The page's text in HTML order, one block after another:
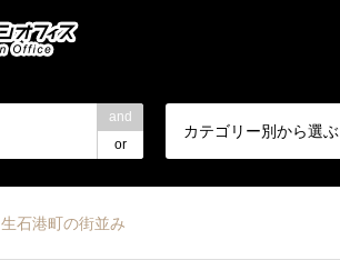
and
or
カテゴリー別から選ぶ
生石港町の街並み